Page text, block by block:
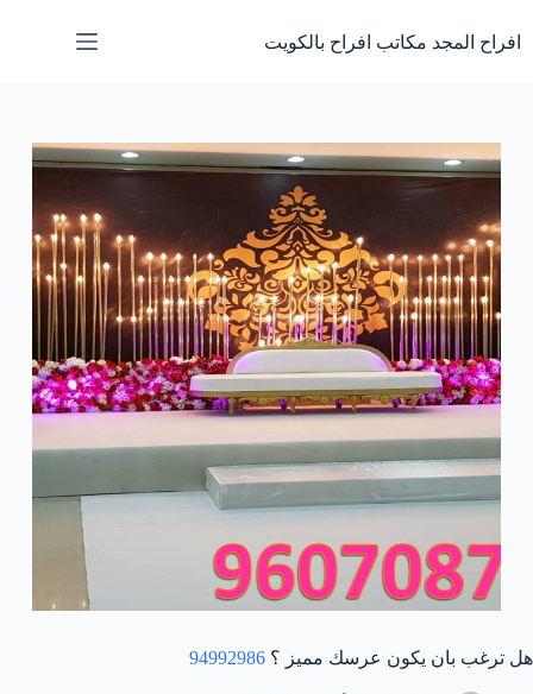
إلى
المحتوى
افراح المجد مكاتب افراح بالكويت
هل ترغب بان يكون عرسك مميز ؟ 94992986